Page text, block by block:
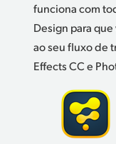
funciona com
Design para
ao seu fluxo de
Effects CC e